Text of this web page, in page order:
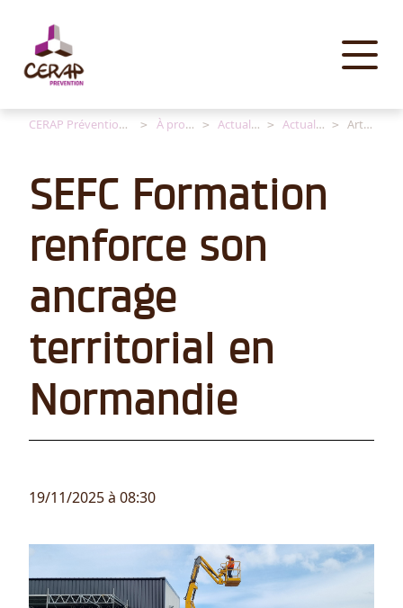
CERAP Prévention [FR] À propos Actualités Actualités Article
SEFC Formation
renforce son
ancrage
territorial en
Normandie
19/11/2025 à 08:30